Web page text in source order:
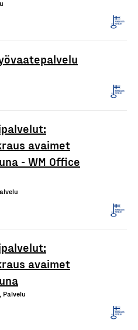
avaimet
- WM Office
avaimet
Palvelu